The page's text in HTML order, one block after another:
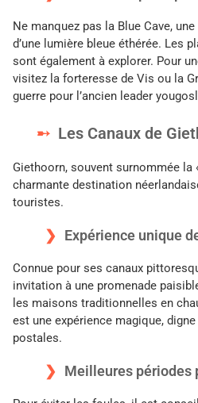
Ne manquez pas la Blue Cave,
d’une lumière bleue éthérée. Les
sont également à explorer. Pour
visitez la forteresse de Vis ou la
guerre pour l’ancien leader
Les Canaux de
Giethoorn, souvent surnommée la
charmante destination
touristes.
Expérience unique
Connue pour ses canaux
invitation à une promenade
les maisons traditionnelles en
est une expérience magique,
postales.
Meilleures périodes